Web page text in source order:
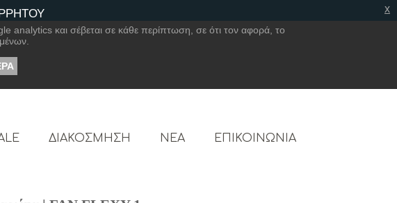
ΔΙΑΚΟΣΜΗΣΗ ΝΕΑ ΕΠΙΚΟΙΝΩΝΙΑ
analytics και σέβεται σε κάθε περίπτωση, σε ότι τον αφορά, το
x